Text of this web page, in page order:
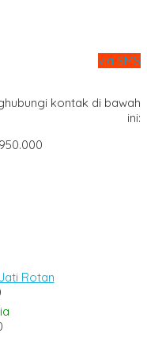
via SMS
kontak di bawah
ini:
Rotan